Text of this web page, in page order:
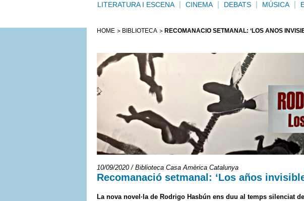
LITERATURA I ESCENA CINEMA DEBATS MÚSICA
HOME BIBLIOTECA RECOMANACIÓ SETMANAL: ‘LOS AÑOS
10/09/2020 / Biblioteca Casa Amèrica Catalunya
Recomanació setmanal: ‘Los años
La nova novel·la de Rodrigo Hasbún ens duu al temps silenciat